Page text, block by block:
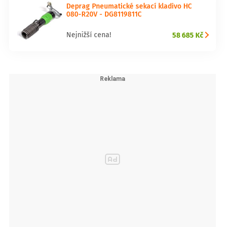
Deprag Pneumatické sekací kladivo HC
080-R20V - DG8119811C
Nejnižší cena! 58 685 Kč